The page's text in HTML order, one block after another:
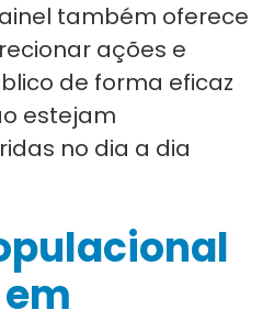
também oferece
ações e
de forma eficaz
estejam
no dia a dia